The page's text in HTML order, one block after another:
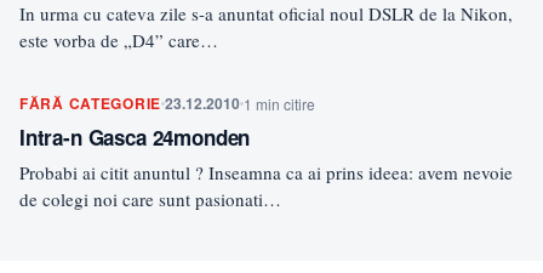
In urma cu cateva zile s-a anuntat oficial noul DSLR de la Nikon,
este vorba de „D4” care…
FĂRĂ CATEGORIE23.12.2010 1 min citire
Intra-n Gasca 24monden
Probabi ai citit anuntul ? Inseamna ca ai prins ideea: avem nevoie
de colegi noi care sunt pasionati…